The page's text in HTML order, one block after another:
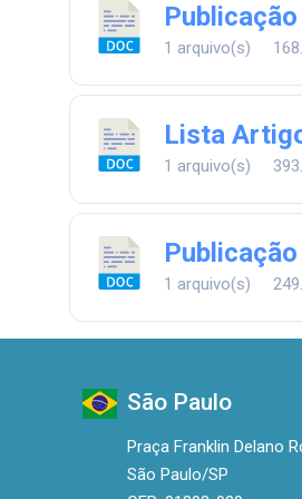
1 arquivo(s)
Lista
1 arquivo(s)
1 arquivo(s)
São Paulo
Praça Franklin Delano
São Paulo/SP